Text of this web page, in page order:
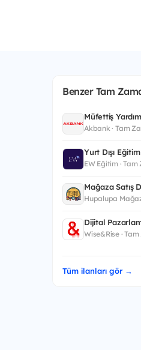
Benzer Tam
Müfettiş
Akbank · Tam
Yurt Dışı
EW Eğitim · Tam
Mağaza Satış
Hupalupa
Dijital
Wise&Rise ·
Tüm ilanları gör →